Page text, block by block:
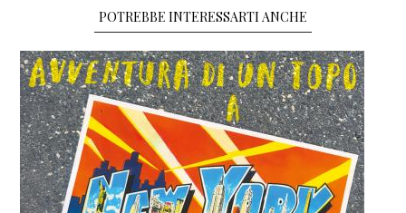
POTREBBE INTERESSARTI ANCHE